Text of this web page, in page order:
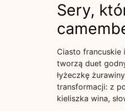
Sery,
Ciasto francuskie
tworzą duet
łyżeczkę
transformacji: z
kieliszka wina,